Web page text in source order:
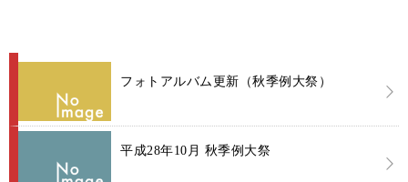
フォトアルバム更新（秋季例大祭）
平成28年10月 秋季例大祭